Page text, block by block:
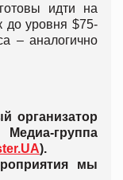
идти на
до уровня $75-
– аналогично
организатор
группа
).
мы